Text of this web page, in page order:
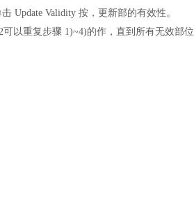
Update Validity 按，更新部的有效性。
可以重复步骤 1)~4)的作，直到所有无效部